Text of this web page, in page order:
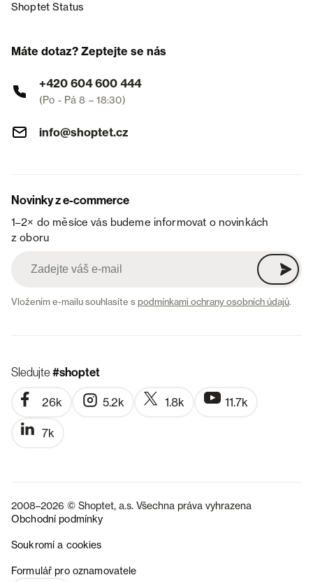
Shoptet Status
Máte dotaz? Zeptejte se nás
+420 604 600 444
(Po - Pá 8 – 18:30)
info@shoptet.cz
Novinky z e-commerce
1–2× do měsíce vás budeme informovat o novinkách
z oboru
Vložením e-mailu souhlasíte spodmínkami ochrany osobních údajů.
Sledujte#shoptet
26k 5.2k 1.8k 11.7k
7k
2008–2026 © Shoptet, a.s. Všechna práva vyhrazena
Obchodní podmínky
Soukromí a cookies
Formulář pro oznamovatele